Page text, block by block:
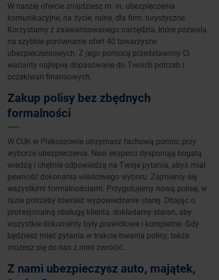
W naszej ofercie znajdziesz m. in. ubezpieczenia
komunikacyjne, na życie, rolne, dla firm, turystyczne.
Korzystamy z zaawansowanego narzędzia, które pozwala
na szybkie porównanie ofert 40 towarzystw
ubezpieczeniowych. Z jego pomocą przedstawimy Ci
warianty najlepiej dopasowane do Twoich potrzeb i
oczekiwań finansowych.
Zakup polisy bez zbędnych
formalności
W CUK w Piekoszowie otrzymasz fachową pomoc przy
wyborze ubezpieczenia. Nasi eksperci dysponują bogatą
wiedzą i chętnie odpowiedzą na Twoje pytania, abyś miał
pewność dokonania właściwego wyboru. Zajmiemy się
wszystkimi formalnościami. Przygotujemy nową polisę, w
razie potrzeby również wypowiedzenie starej. Dbając o
profesjonalną obsługę klienta, dokładamy starań, aby
wszystkie dokumenty były prawidłowe i kompletne. Gdy
będziesz mieć pytania w trakcie trwania polisy, także
możesz się do nas z nimi zwrócić.
Z nami ubezpieczysz auto, majątek,